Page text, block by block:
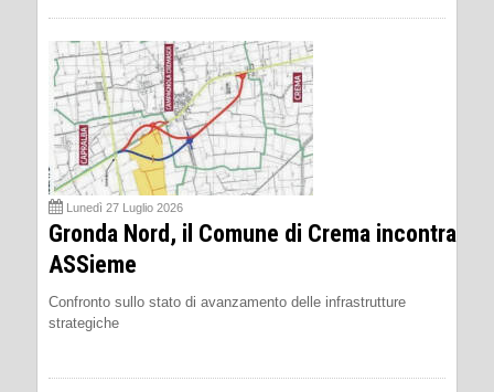
Lunedì 27 Luglio 2026
Gronda Nord, il Comune di Crema incontra
ASSieme
Confronto sullo stato di avanzamento delle infrastrutture
strategiche